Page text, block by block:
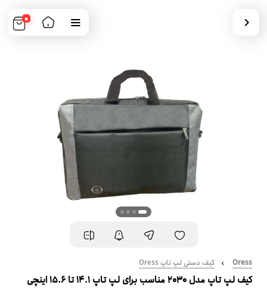
0
Oress کیف دستی لپ تاپ Oress
کیف لپ تاپ مدل 2030 مناسب برای لپ تاپ 14.1 تا 15.6 اینچی